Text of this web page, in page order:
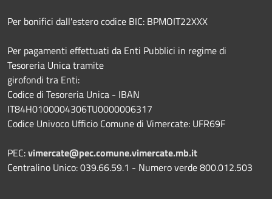
Per bonifici dall'estero codice BIC: BPMOIT22XXX
Per pagamenti effettuati da Enti Pubblici in regime di
Tesoreria Unica tramite
girofondi tra Enti:
Codice di Tesoreria Unica - IBAN
IT84H0100004306TU0000006317
Codice Univoco Ufficio Comune di Vimercate: UFR69F
PEC:vimercate@pec.comune.vimercate.mb.it
Centralino Unico: 039.66.59.1 - Numero verde 800.012.503